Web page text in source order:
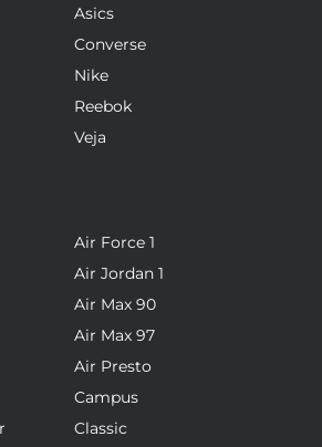
Asics
Converse
Nike
Reebok
Veja
Air Force 1
Air Jordan 1
Air Max 90
Air Max 97
Air Presto
Campus
Classic